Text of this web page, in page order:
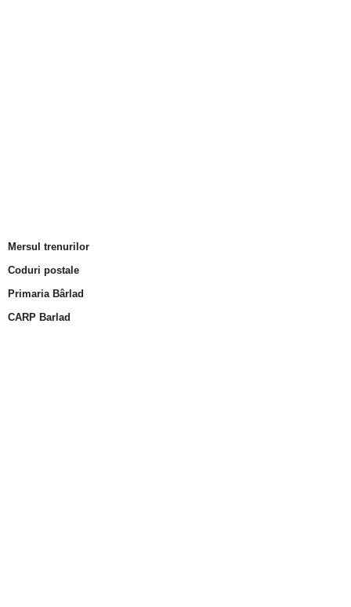
Mersul trenurilor
Coduri postale
Primaria Bârlad
CARP Barlad